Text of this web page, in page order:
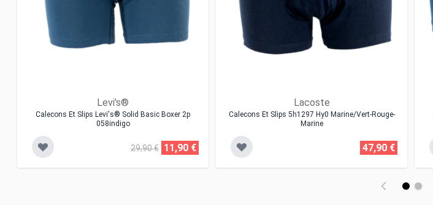
Levi's®
Calecons Et Slips Levi's® Solid Basic Boxer 2p
058indigo
29,90 € 11,90 €
Lacoste
Calecons Et Slips 5h1297 Hy0 Marine/vert-Rouge-
Marine
47,90 €